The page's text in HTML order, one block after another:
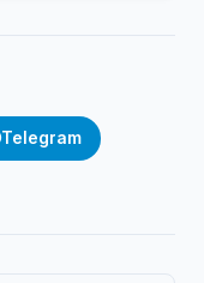
Telegram